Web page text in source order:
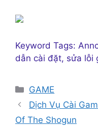
Keyword Tags:
dẫn cài đặt, sửa lỗi
Danh
mục
GAME
Dịch Vụ Cài
Of The Shogun